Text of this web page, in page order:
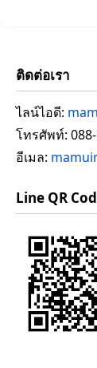
ติดต่อเรา
ไลน์ไอดี:
โทรศัพท์:
อีเมล:
Line QR